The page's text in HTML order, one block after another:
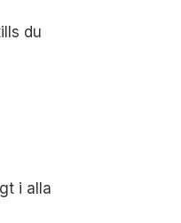
du
i alla